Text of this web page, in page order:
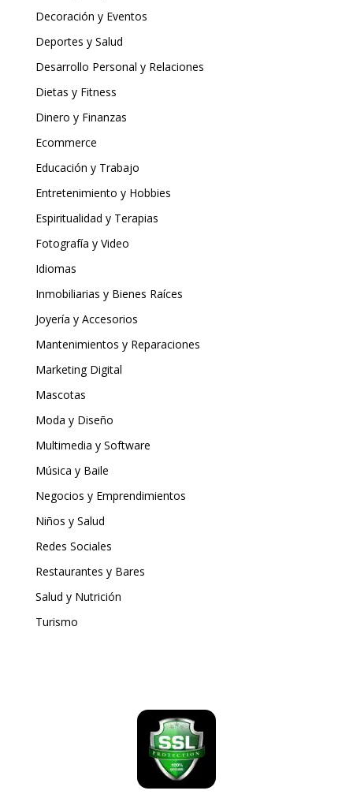
Decoración y Eventos
Deportes y Salud
Desarrollo Personal y Relaciones
Dietas y Fitness
Dinero y Finanzas
Ecommerce
Educación y Trabajo
Entretenimiento y Hobbies
Espiritualidad y Terapias
Fotografía y Video
Idiomas
Inmobiliarias y Bienes Raíces
Joyería y Accesorios
Mantenimientos y Reparaciones
Marketing Digital
Mascotas
Moda y Diseño
Multimedia y Software
Música y Baile
Negocios y Emprendimientos
Niños y Salud
Redes Sociales
Restaurantes y Bares
Salud y Nutrición
Turismo